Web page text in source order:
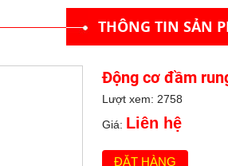
THÔNG TIN SẢN
Động cơ đầm
Lượt xem: 2758
Giá: Liên hệ
ĐẶT HÀNG